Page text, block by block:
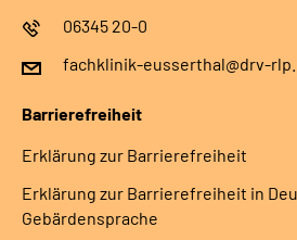
06345 20-0
fachklinik-eusserthal@drv-
Barrierefreiheit
Erklärung zur Barrierefreiheit
Erklärung zur Barrierefreiheit in
Gebärdensprache